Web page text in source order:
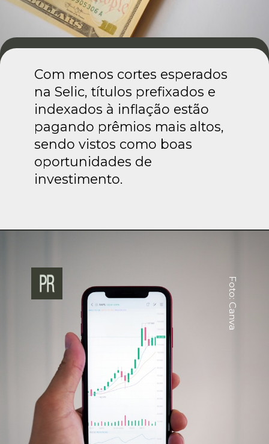
Com menos cortes esperados
na Selic, títulos prefixados e
indexados à inflação estão
pagando prêmios mais altos,
sendo vistos como boas
oportunidades de
investimento.
Foto: Canva